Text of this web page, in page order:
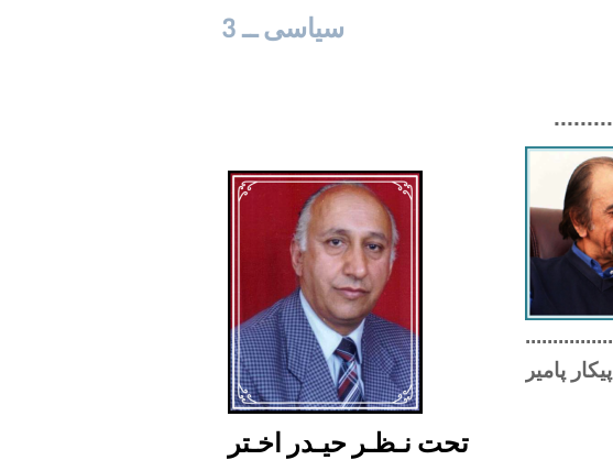
سیاسی ــ 3
تحت نـظـر حیـدر اخـتر
پیکار پامیر